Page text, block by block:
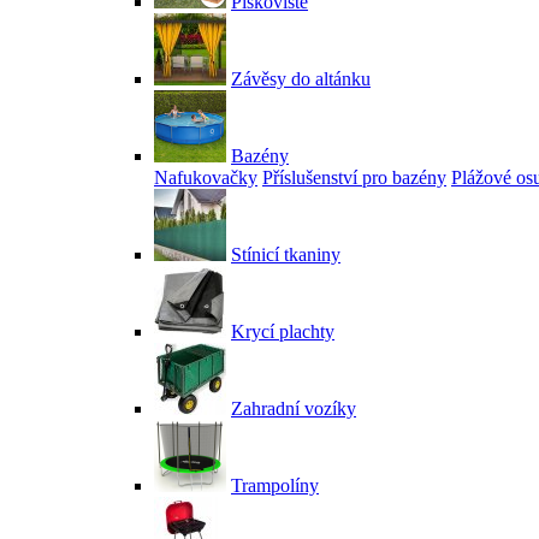
Závěsy do altánku
Bazény
Nafukovačky Příslušenství pro bazény Plážové
Stínicí tkaniny
Krycí plachty
Zahradní vozíky
Trampolíny